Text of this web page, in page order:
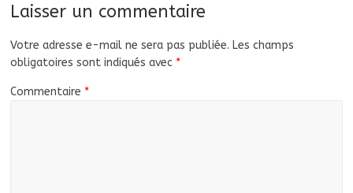
Laisser un commentaire
Votre adresse e-mail ne sera pas publiée. Les champs
obligatoires sont indiqués avec *
Commentaire *